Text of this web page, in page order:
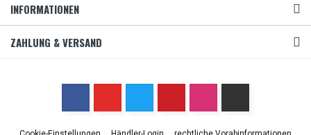
INFORMATIONEN
ZAHLUNG & VERSAND